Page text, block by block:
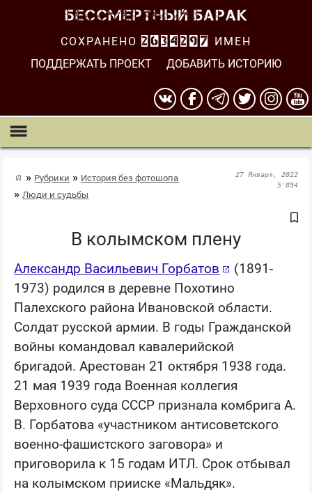
СОХРАНЕНО 2634298
ИМЕН
ПОДДЕРЖАТЬ ПРОЕКТ
ДОБАВИТЬ ИСТОРИЮ
Рубрики
История без фотошопа
Люди и судьбы
27 Января, 2022
5'894
В колымском плену
Александр Васильевич Горбатов
(1891-
1973) родился в деревне Похотино
Палехского района Ивановской области.
Солдат русской армии. В годы Гражданской
войны командовал кавалерийской
бригадой. Арестован 21 октября 1938 года.
21 мая 1939 года Военная коллегия
Верховного суда СССР признала комбрига А.
В. Горбатова «участником антисоветского
военно-фашистского заговора» и
приговорила к 15 годам ИТЛ. Срок отбывал
на колымском прииске «Мальдяк».